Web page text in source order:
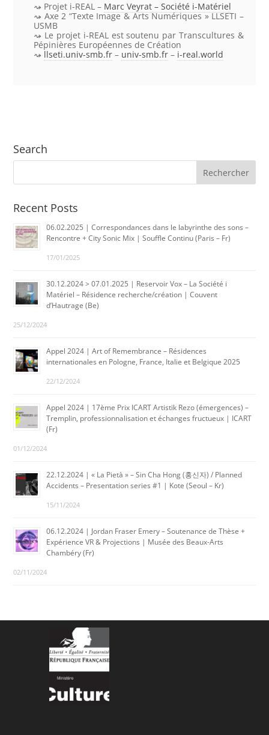
Projet i-REAL – Marc Veyrat – Société i-Matériel
Axe 2 “Texte Image & Arts Numériques »LLSETI –
USMB
Le projet i-REAL est soutenu par Transcultures &
Pépinières Européennes de Création
llseti.univ-smb.fr – univ-smb.fr – i-real.world
Search
Recent Posts
06.02.2025 | Correspondances dans le labyrinthe des sons –
Rencontre + City Sonic Mix | Souffle Continu (Paris – Fr)
17/01/2025
30.12.2024 > 07.01.2025 | Reservoir Vox – La Société i
Matériel – Résidence recherche/création | Couvent
d’Hautrage (Be)
25/12/2024
Appel 2024 | Art of Remembrance – Résidences
internationales en Pologne, France, Italie et Belgique 2025
22/12/2024
Appel 2024 | 17ème Prix ICART Artistik Rezo (émergences) –
Tremplin, professionnalisation et échanges fructueux | ICART
(Fr)
01/12/2024
22.12.2024 | « La Pietà » – Sin Cha Hong (홍신자) / Planned
Accidents – Presentation series #1 | Kote (Seoul – Kr)
15/11/2024
06.12.2024 | Jordan Fraser Emery – Soutenance de Thèse +
Expérience VR & Projections | Musée des Beaux-Arts
Chambéry (Fr)
02/11/2024